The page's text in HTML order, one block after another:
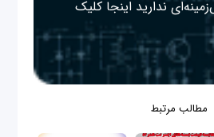
نداریداینجا کلیک
مطالب مرتبط